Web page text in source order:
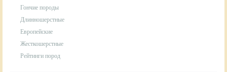
Гончие породы
Длинношерстные
Европейские
Жесткошерстные
Рейтинги пород